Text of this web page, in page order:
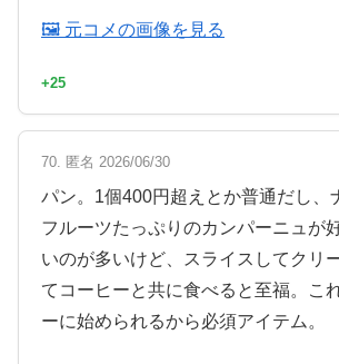
🖼 元コメの画像を見る
+25
70. 匿名 2026/06/30
パン。1個400円超えとか普通だし、
フルーツたっぷりのカンパーニュが
いのが多いけど、スライスしてクリ
てコーヒーと共に食べると至福。こ
ーに始められるから必須アイテム。